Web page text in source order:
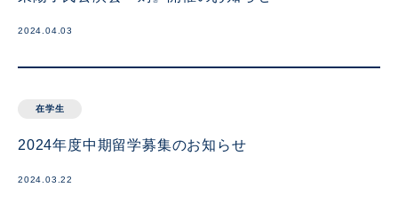
2024.04.03
在学生
2024年度中期留学募集のお知らせ
2024.03.22